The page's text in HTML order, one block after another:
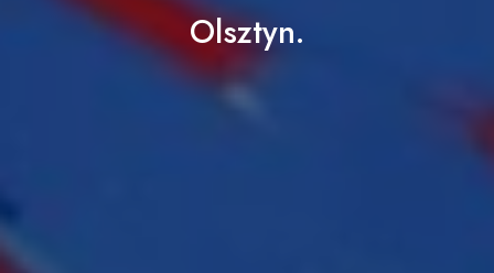
Olsztyn.